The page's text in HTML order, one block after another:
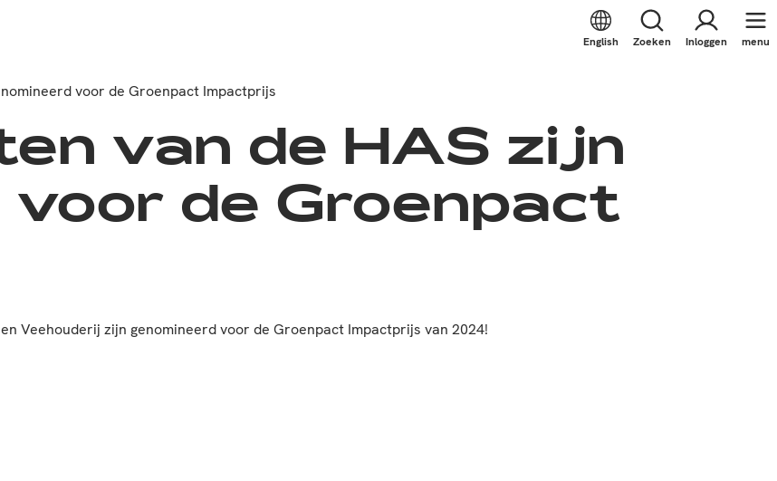
English Zoeken Inloggen menu
voor de Groenpact Impactprijs
van de HAS zijn
voor de Groenpact
Veehouderij zijn genomineerd voor de Groenpact Impactprijs van 2024!